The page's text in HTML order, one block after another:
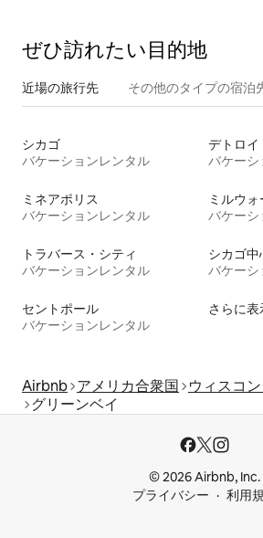
ぜひ訪⁠れ⁠た⁠い目⁠的⁠地
近場の旅行先 その他のタ⁠イ⁠プ⁠の宿⁠泊⁠
シカゴ
バケーションレンタル
デトロイ
バケーシ
ミネアポリス
バケーションレンタル
ミルウ
バケーシ
トラバース・シティ
バケーションレンタル
シカゴ中
バケーシ
セントポール
バケーションレンタル
さらに表
Airbnb アメリカ合衆国 ウィスコ
グリーンベイ
© 2026 Airbnb, Inc.
プライバシー
利用